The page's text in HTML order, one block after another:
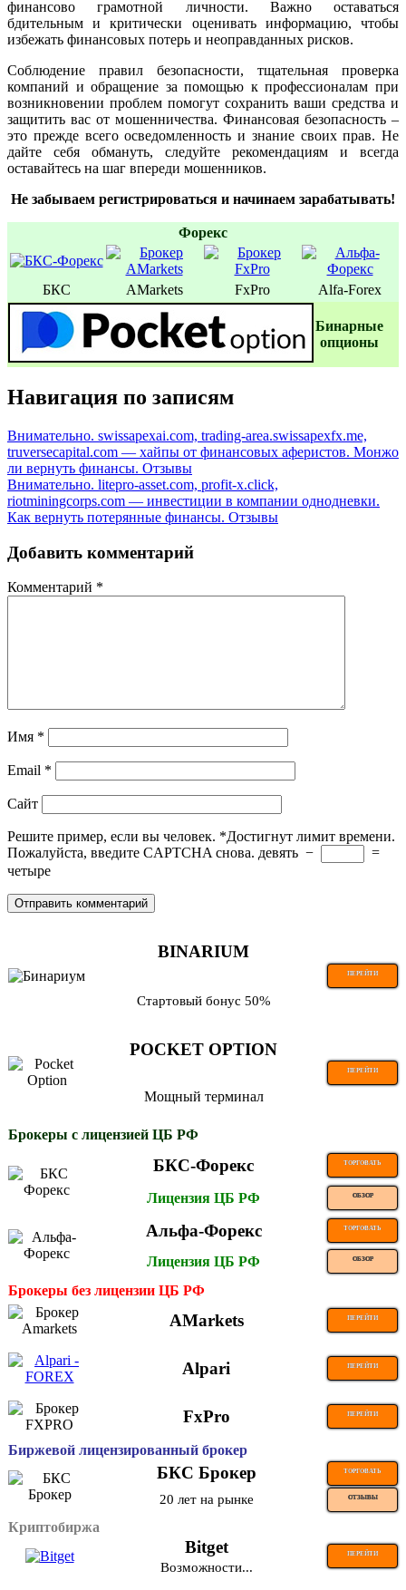
финансово грамотной личности. Важно оставаться
бдительным и критически оценивать информацию, чтобы
избежать финансовых потерь и неоправданных рисков.
Соблюдение правил безопасности, тщательная проверка
компаний и обращение за помощью к профессионалам при
возникновении проблем помогут сохранить ваши средства и
защитить вас от мошенничества. Финансовая безопасность –
это прежде всего осведомленность и знание своих прав. Не
дайте себя обмануть, следуйте рекомендациям и всегда
оставайтесь на шаг впереди мошенников.
Не забываем регистрироваться и начинаем зарабатывать!
Форекс
БКС AMarkets FxPro Alfa-Forex
Бинаpные
oпционы
Навигация по записям
Внимательно. swissapexai.com, trading-area.swissapexfx.me,
truversecapital.com — хайпы от финансовых аферистов. Монжо
ли вернуть финансы. Отзывы
Внимательно. litepro-asset.com, profit-x.click,
riotminingcorps.com — инвестиции в компании однодневки.
Как вернуть потерянные финансы. Отзывы
Добавить комментарий
Комментарий *
Имя *
Email *
Сайт
Решите пример, если вы человек. *Достигнут лимит времени.
Пожалуйста, введите CAPTCHA снова. девять −
=
четыре
BINARIUM
ПЕРЕЙТИ
Стартовый бонус 50%
POCKET OPTION
ПЕРЕЙТИ
Мощный терминал
Брокеры с лицензией ЦБ РФ
БКС-Форекс ТОРГОВАТЬ
Лицензия ЦБ РФ ОБЗОР
Альфа-Форекс ТОРГОВАТЬ
Лицензия ЦБ РФ ОБЗОР
Брокеры без лицензии ЦБ РФ
AMarkets ПЕРЕЙТИ
Alpari ПЕРЕЙТИ
FxPro ПЕРЕЙТИ
Биржевой лицензированный брокер
БКС Брокер ТОРГОВАТЬ
20 лет на рынке ОТЗЫВЫ
Криптобиржа
Bitget ПЕРЕЙТИ
Возможности...